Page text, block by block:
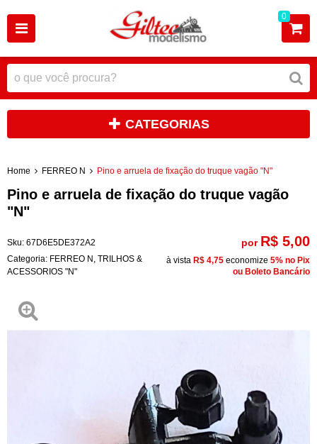
0
CATEGORIAS
Home FERREO N Pino e arruela de fixação do truque vagão "N"
Pino e arruela de fixação do truque vagão
"N"
Sku: 67D6E5DE372A2
Categoria: FERREO N TRILHOS &
ACESSORIOS "N"
por R$ 5,00
à vista R$ 4,75 economize 5% no Pix
ou Boleto Bancário